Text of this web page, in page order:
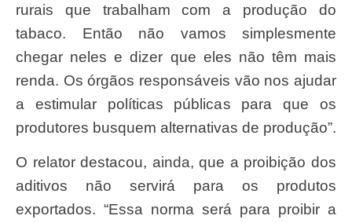
rurais que trabalham com a produção do
tabaco. Então não vamos simplesmente
chegar neles e dizer que eles não têm mais
renda. Os órgãos responsáveis vão nos ajudar
a estimular políticas públicas para que os
produtores busquem alternativas de produção”.
O relator destacou, ainda, que a proibição dos
aditivos não servirá para os produtos
exportados. “Essa norma será para proibir a